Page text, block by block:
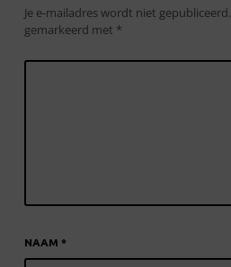
Je e-mailadres wordt niet gepubliceerd.
gemarkeerd met *
NAAM *